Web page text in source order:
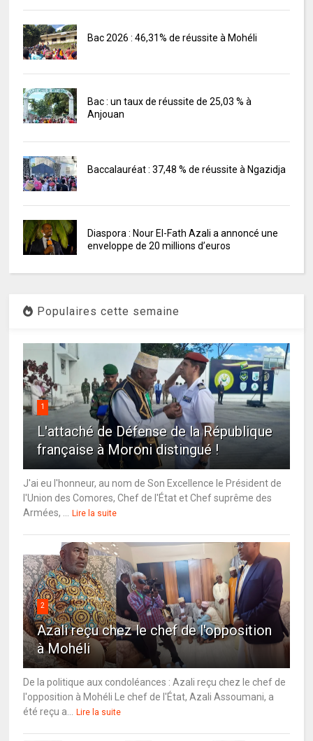
Bac 2026 : 46,31% de réussite à Mohéli
Bac : un taux de réussite de 25,03 % à
Anjouan
Baccalauréat : 37,48 % de réussite à Ngazidja
Diaspora : Nour El-Fath Azali a annoncé une
enveloppe de 20 millions d’euros
Populaires cette semaine
1
L'attaché de Défense de la République
française à Moroni distingué !
J'ai eu l'honneur, au nom de Son Excellence le Président de
l'Union des Comores, Chef de l'État et Chef suprême des
Armées, ...
Lire la suite
2
Azali reçu chez le chef de l'opposition
à Mohéli
De la politique aux condoléances : Azali reçu chez le chef de
l'opposition à Mohéli Le chef de l'État, Azali Assoumani, a
été reçu a...
Lire la suite